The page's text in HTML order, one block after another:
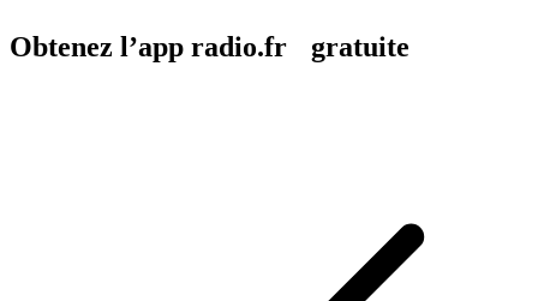
Obtenez l’app radio.fr gratuite